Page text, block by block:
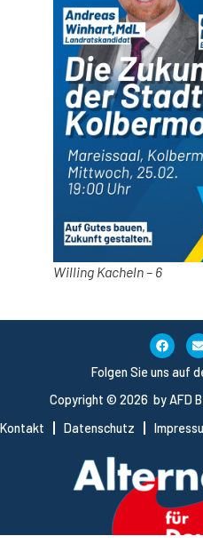
Willing Kacheln – 6
Copyright © 2026 by AFD
Kontakt
Datenschutz
Folgen Sie uns auf